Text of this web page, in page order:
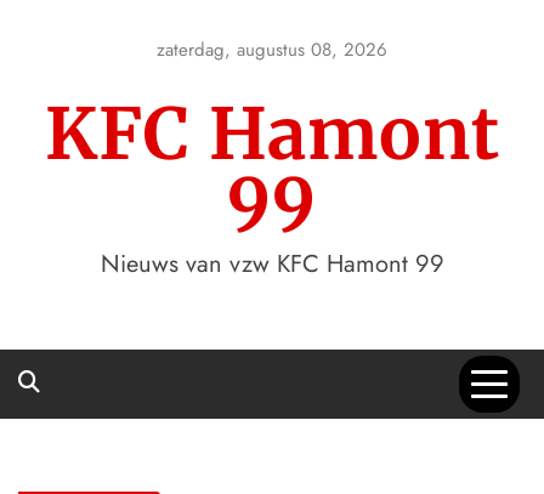
zaterdag, augustus 08, 2026
KFC Hamont
99
Nieuws van vzw KFC Hamont 99